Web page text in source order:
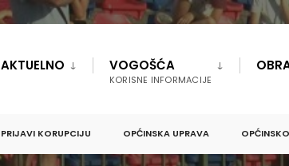
AKTUELNO VOGOŠĆA
KORISNE INFORMACIJE
PRIJAVI KORUPCIJU OPĆINSKA UPRAVA